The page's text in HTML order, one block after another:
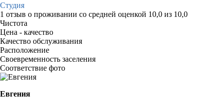
Студия
1 отзыв о проживании со средней оценкой 10,0 из 10,0
Чистота
Цена - качество
Качество обслуживания
Расположение
Своевременность заселения
Соответствие фото
Евгения